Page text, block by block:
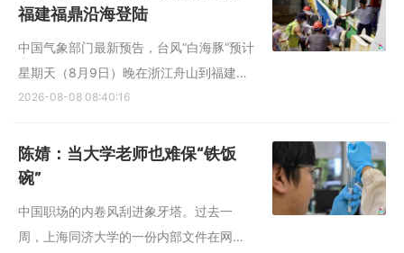
福建福鼎沿海登陆
中国气象部门最新预告，台风“白海豚”预计
星期天（8月9日）晚在浙江舟山到福建福
鼎一带沿海登陆。 据中国央视新闻消息，
色预警和强对流天气蓝色预警。 中央气象
台称，今年第13号台风“白海豚”（强台风
2026-08-08 08:40:16
陈婧：当大学老师也难保“铁饭
碗”
中国职场的内卷风刮进象牙塔。过去一
周，上海同济大学的一份内部文件在网上